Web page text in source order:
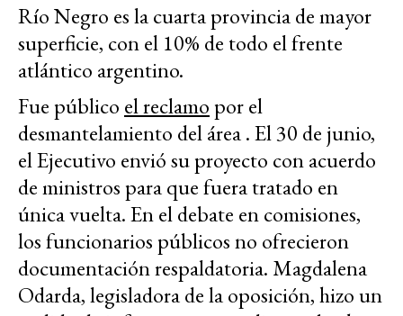
Río Negro es la cuarta provincia de mayor
superficie, con el 10% de todo el frente
atlántico argentino.
Fue público el reclamo por el
desmantelamiento del área. El 30 de junio,
el Ejecutivo envió su proyecto con acuerdo
de ministros para que fuera tratado en
única vuelta. En el debate en comisiones,
los funcionarios públicos no ofrecieron
documentación respaldatoria. Magdalena
Odarda, legisladora de la oposición, hizo un